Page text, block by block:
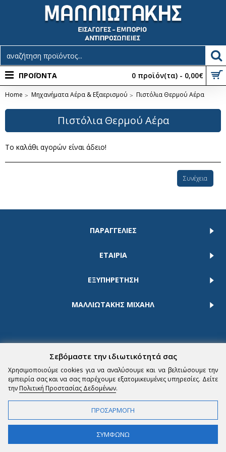
0 προϊόν(τα) - 0,00€
ΠΡΟΪΟΝΤΑ
Home Μηχανήματα Αέρα & Εξαερισμού Πιστόλια Θερμού Αέρα
Πιστόλια Θερμού Αέρα
Το καλάθι αγορών είναι άδειο!
Συνέχεια
ΠΑΡΑΓΓΕΛΙΕΣ
ΕΤΑΙΡΙΑ
ΕΞΥΠΗΡΕΤΗΣΗ
ΜΑΛΛΙΩΤΑΚΗΣ ΜΙΧΑΗΛ
Powered by ComputerView.gr © 2024 | All rights reserved
Σεβόμαστε την ιδιωτικότητά σας
Χρησιμοποιούμε cookies για να αναλύσουμε και να βελτιώσουμε την
εμπειρία σας και να σας παρέχουμε εξατομικευμένες υπηρεσίες. Δείτε
την Πολιτική Προστασίας Δεδομένων.
ΠΡΟΣΑΡΜΟΓΗ
ΣΥΜΦΩΝΩ